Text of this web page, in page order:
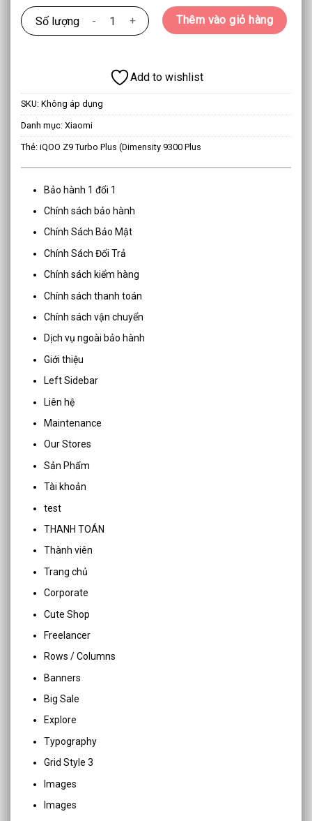
iQOO Z9 Turbo Plus (Dimensity 9300 Plus số lượng
Thêm vào giỏ hàng
Add to wishlist
SKU: Không áp dụng
Danh mục: Xiaomi
Thẻ: iQOO Z9 Turbo Plus (Dimensity 9300 Plus
Bảo hành 1 đổi 1
Chính sách bảo hành
Chính Sách Bảo Mật
Chính Sách Đổi Trả
Chính sách kiểm hàng
Chính sách thanh toán
Chính sách vận chuyển
Dịch vụ ngoài bảo hành
Giới thiệu
Left Sidebar
Liên hệ
Maintenance
Our Stores
Sản Phẩm
Tài khoản
test
THANH TOÁN
Thành viên
Trang chủ
Corporate
Cute Shop
Freelancer
Rows / Columns
Banners
Big Sale
Explore
Typography
Grid Style 3
Images
Images